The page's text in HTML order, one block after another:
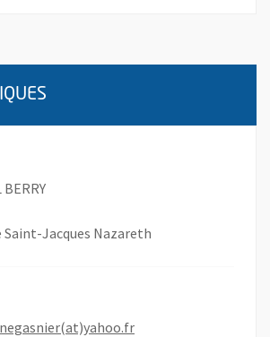
BERRY
Jacques Nazareth
, Ouvre une nouvelle